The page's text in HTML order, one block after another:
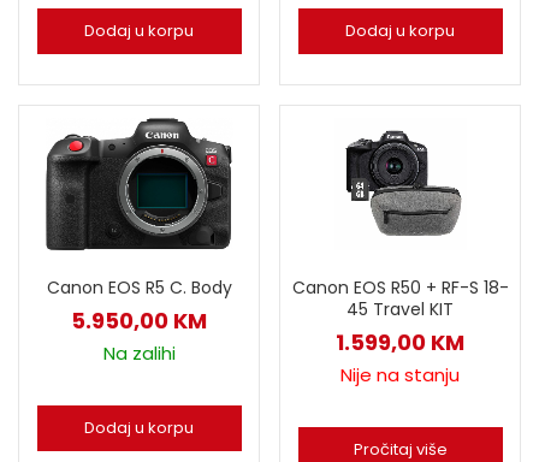
Dodaj u korpu Dodaj u korpu
Canon EOS R5 C. Body
5.950,00 KM
Na zalihi
Dodaj u korpu
Canon EOS R50 + RF-S 18-
45 Travel KIT
1.599,00 KM
Nije na stanju
Pročitaj više